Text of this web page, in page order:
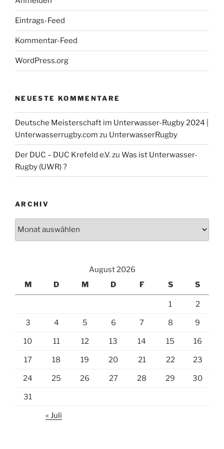
Euro League Schweden
23. / 24.3. Unterwasser-Rugby Euro-League
Schweden
DUC Krefeld Unterwasser-Rugby bei
Facebook
Die Unterwasser-Rugby Abteilung auf Facebook ...
Eintrags-Feed
Kommentar-Feed
WordPress.org
NEUESTE KOMMENTARE
Deutsche Meisterschaft im Unterwasser-Rugby 2024 |
Unterwasserrugby.com zu UnterwasserRugby
Der DUC – DUC Krefeld e.V.zu Was ist Unterwasser-
Rugby (UWR) ?
ARCHIV
August 2026
M
D M D F S S
1 2
3 4 5 6 7 8 9
10 11 12 13 14 15 16
17 18 19 20 21 22 23
24 25 26 27 28 29 30
31
« Juli